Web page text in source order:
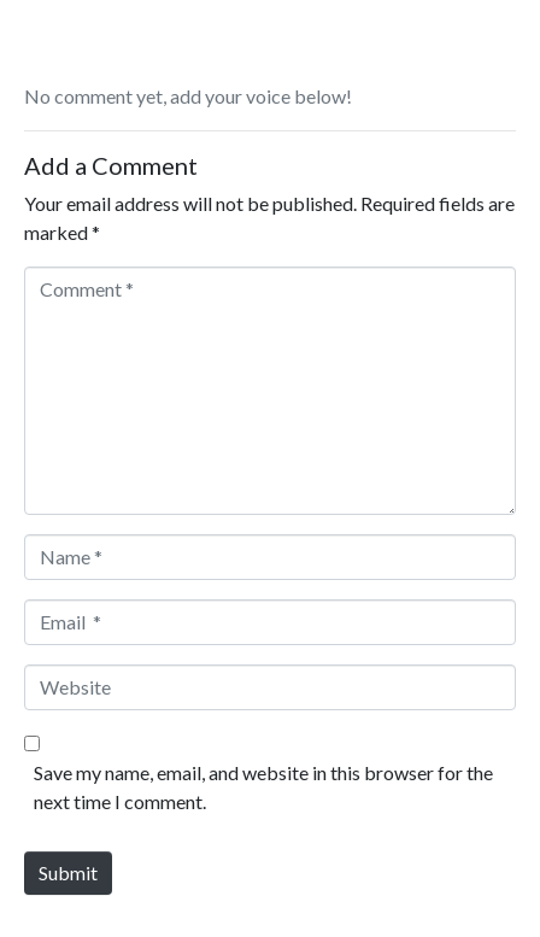
No comment yet, add your voice below!
Add a Comment
Your email address will not be published. Required fields are
marked*
Comment *
Name *
Email *
Website
Save my name, email, and website in this browser for the
next time I comment.
Submit